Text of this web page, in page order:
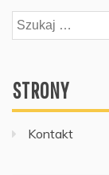
Szukaj:
STRONY
Kontakt